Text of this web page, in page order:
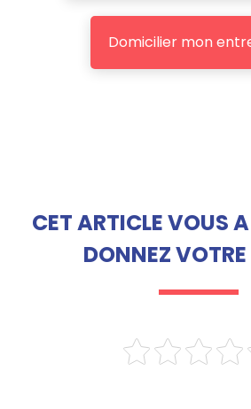
Domicilier mon
CET ARTICLE VOUS
DONNEZ